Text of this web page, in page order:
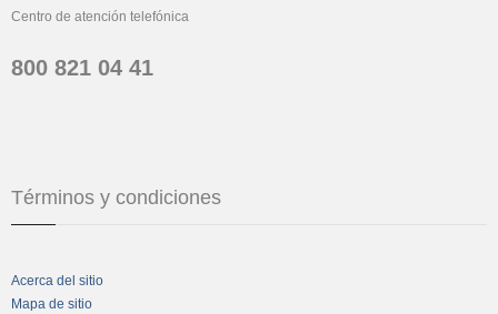
Centro de atención telefónica
800 821 04 41
Términos y condiciones
Acerca del sitio
Mapa de sitio